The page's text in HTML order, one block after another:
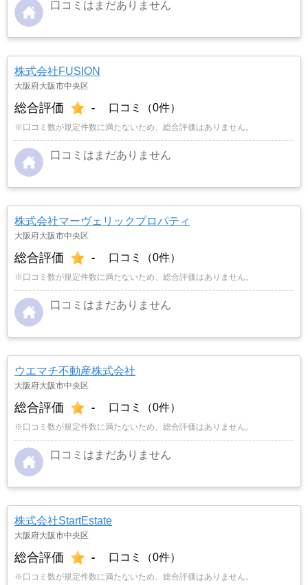
口コミはまだありません
株式会社FUSION
大阪府大阪市中央区
総合評価 - 口コミ（0件）
※口コミ数が規定件数に満たないため、総合評価はありません。
口コミはまだありません
株式会社マーヴェリックプロパティ
大阪府大阪市中央区
総合評価 - 口コミ（0件）
※口コミ数が規定件数に満たないため、総合評価はありません。
口コミはまだありません
ウエマチ不動産株式会社
大阪府大阪市中央区
総合評価 - 口コミ（0件）
※口コミ数が規定件数に満たないため、総合評価はありません。
口コミはまだありません
株式会社StartEstate
大阪府大阪市中央区
総合評価 - 口コミ（0件）
※口コミ数が規定件数に満たないため、総合評価はありません。